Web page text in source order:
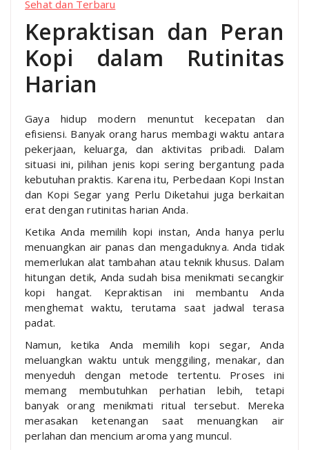
Sehat dan Terbaru
Kepraktisan dan Peran
Kopi dalam Rutinitas
Harian
Gaya hidup modern menuntut kecepatan dan
efisiensi. Banyak orang harus membagi waktu antara
pekerjaan, keluarga, dan aktivitas pribadi. Dalam
situasi ini, pilihan jenis kopi sering bergantung pada
kebutuhan praktis. Karena itu, Perbedaan Kopi Instan
dan Kopi Segar yang Perlu Diketahui juga berkaitan
erat dengan rutinitas harian Anda.
Ketika Anda memilih kopi instan, Anda hanya perlu
menuangkan air panas dan mengaduknya. Anda tidak
memerlukan alat tambahan atau teknik khusus. Dalam
hitungan detik, Anda sudah bisa menikmati secangkir
kopi hangat. Kepraktisan ini membantu Anda
menghemat waktu, terutama saat jadwal terasa
padat.
Namun, ketika Anda memilih kopi segar, Anda
meluangkan waktu untuk menggiling, menakar, dan
menyeduh dengan metode tertentu. Proses ini
memang membutuhkan perhatian lebih, tetapi
banyak orang menikmati ritual tersebut. Mereka
merasakan ketenangan saat menuangkan air
perlahan dan mencium aroma yang muncul.